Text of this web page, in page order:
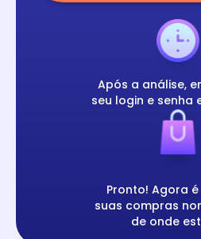
Após a análise,
seu login e senha
Pronto! Agora
suas compras
de onde